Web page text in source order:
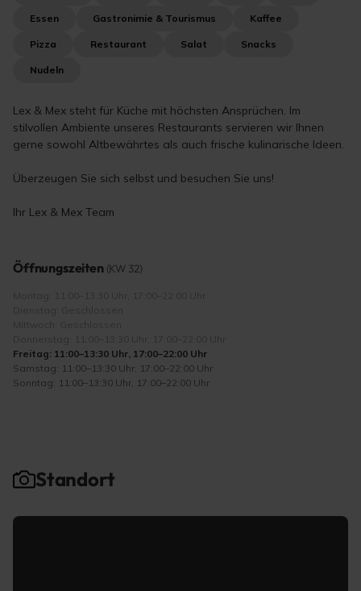
Essen Gastronimie & Tourismus Kaffee
Pizza Restaurant Salat Snacks
Nudeln
Lex & Mex steht für Küche mit höchsten Ansprüchen. Im
stilvollen Ambiente unseres Restaurants servieren wir Ihnen
gerne sowohl Altbewährtes als auch frische kulinarische Ideen.
Überzeugen Sie sich selbst und besuchen Sie uns!
Ihr Lex & Mex Team
Öffnungszeiten (KW 32)
Freitag: 11:00–13:30 Uhr, 17:00–22:00 Uhr
Samstag: 11:00–13:30 Uhr, 17:00–22:00 Uhr
Sonntag: 11:00–13:30 Uhr, 17:00–22:00 Uhr
Standort